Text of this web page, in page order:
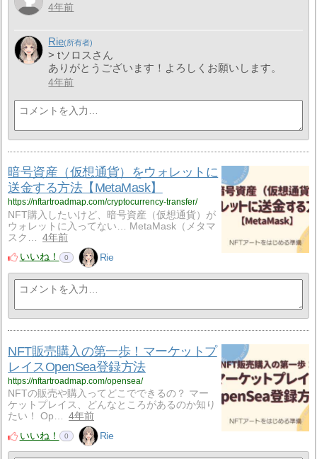
4年前
Rie
> tソロスさん
ありがとうございます！よろしくお願いします。
4年前
暗号資産（仮想通貨）をウォレットに
送金する方法【MetaMask】
https://nftartroadmap.com/cryptocurrency-transfer/
NFT購入したいけど、暗号資産（仮想通貨）が
ウォレットに入ってない… MetaMask（メタマ
スク…
4年前
いいね！
0 Rie
NFT販売購入の第一歩！マーケットプ
レイスOpenSea登録方法
https://nftartroadmap.com/opensea/
NFTの販売や購入ってどこでできるの？ マー
ケットプレイス、どんなところがあるのか知り
たい！ Op…
4年前
いいね！
0 Rie